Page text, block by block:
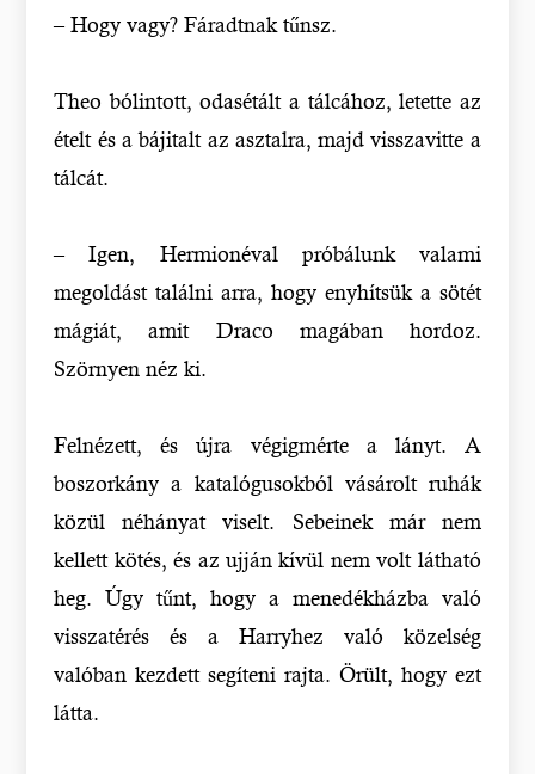
– Hogy vagy? Fáradtnak tűnsz.
Theo bólintott, odasétált a tálcához, letette az
ételt és a bájitalt az asztalra, majd visszavitte a
tálcát.
– Igen, Hermionéval próbálunk valami
megoldást találni arra, hogy enyhítsük a sötét
mágiát, amit Draco magában hordoz.
Szörnyen néz ki.
Felnézett, és újra végigmérte a lányt. A
boszorkány a katalógusokból vásárolt ruhák
közül néhányat viselt. Sebeinek már nem
kellett kötés, és az ujján kívül nem volt látható
heg. Úgy tűnt, hogy a menedékházba való
visszatérés és a Harryhez való közelség
valóban kezdett segíteni rajta. Örült, hogy ezt
látta.